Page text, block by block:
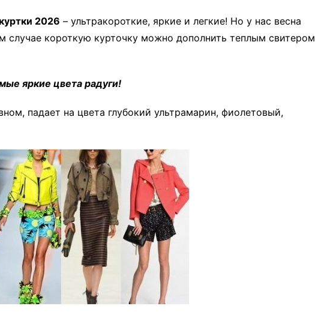
2026 – ультракороткие, яркие и легкие! Но у нас весна
случае короткую курточку можно дополнить теплым свитером
яркие цвета радуги!
падает на цвета глубокий ультрамарин, фиолетовый,